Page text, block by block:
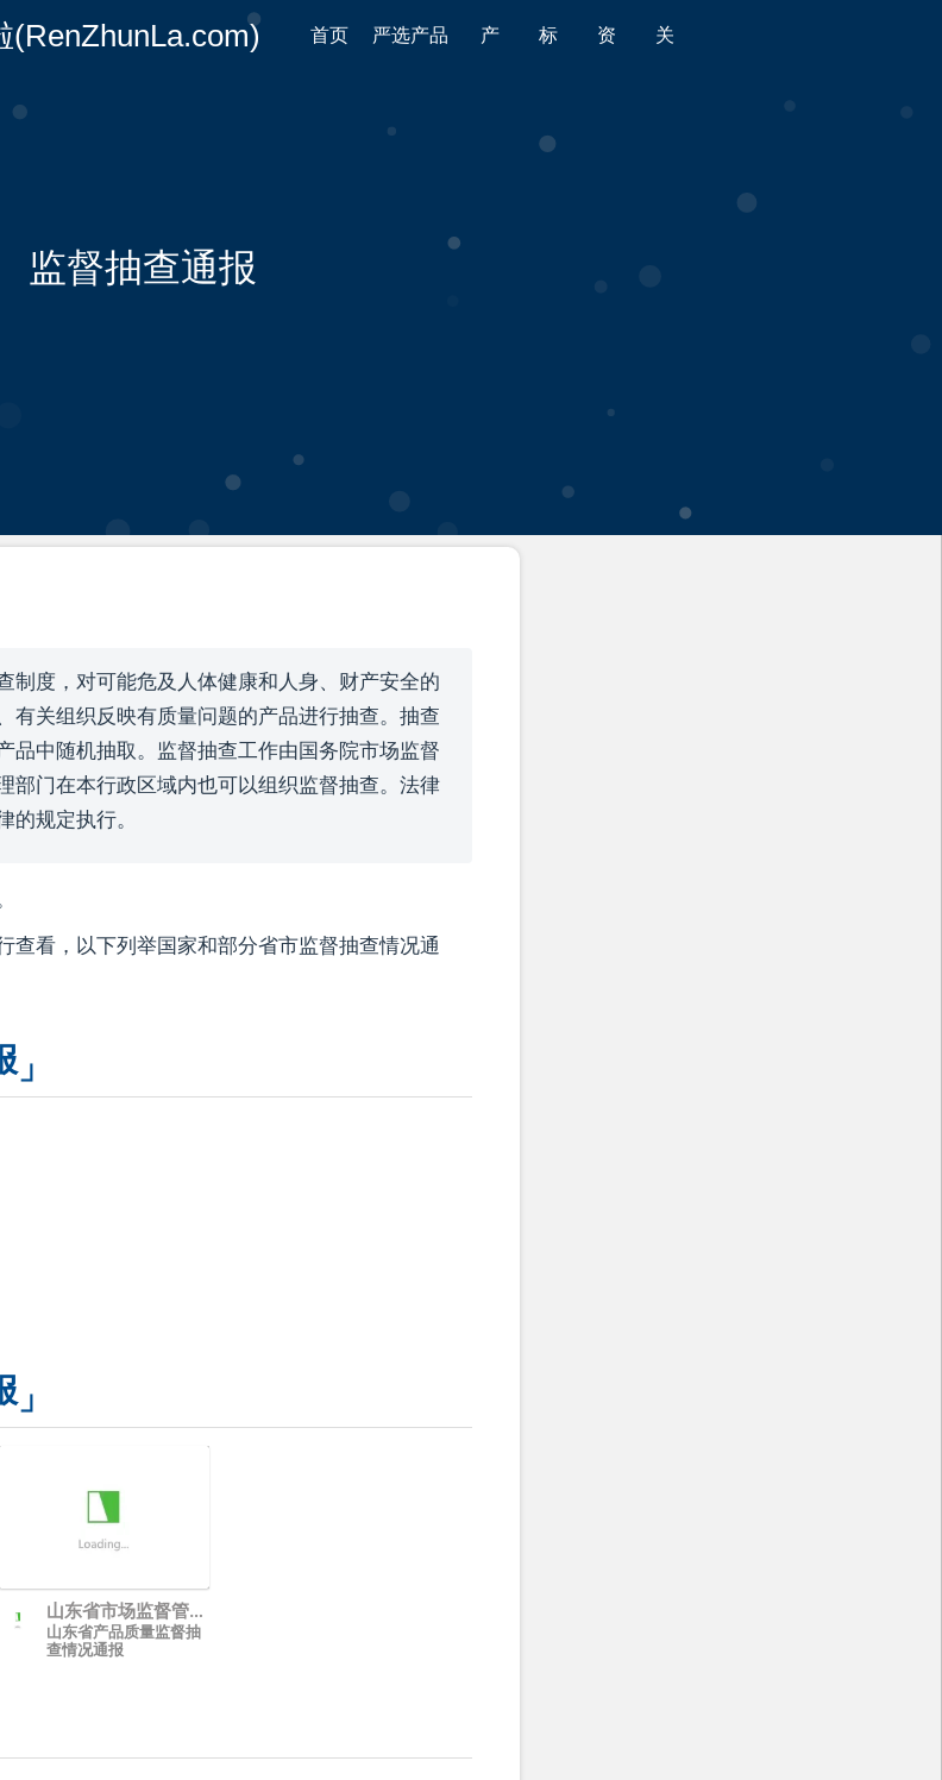
首页 严选产品 产 标
全部
资 关
监督抽查通报
制度，对可能危及人体健康和人身、财产安全的
有关组织反映有质量问题的产品进行抽查。抽查
品中随机抽取。监督抽查工作由国务院市场监督
部门在本行政区域内也可以组织监督抽查。法律
的规定执行。
查看，以下列举国家和部分省市监督抽查情况通
山东省市场监督管理
局(知识产权局)
山东省产品质量监督抽
查情况通报